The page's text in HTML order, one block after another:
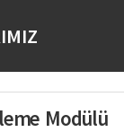
Modülü